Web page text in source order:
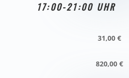
17:00-21:00 UHR
31,00 €
820,00 €